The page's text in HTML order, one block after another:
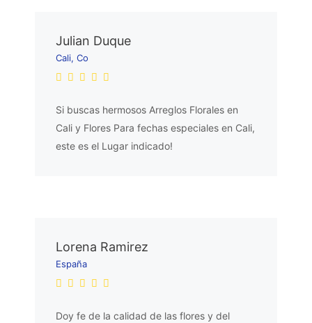
Julian Duque
Cali, Co
Si buscas hermosos Arreglos Florales en
Cali y Flores Para fechas especiales en Cali,
este es el Lugar indicado!
Lorena Ramirez
España
Doy fe de la calidad de las flores y del